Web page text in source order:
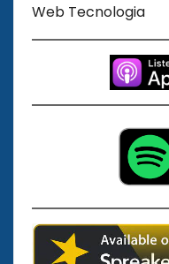
Web Tecnologia